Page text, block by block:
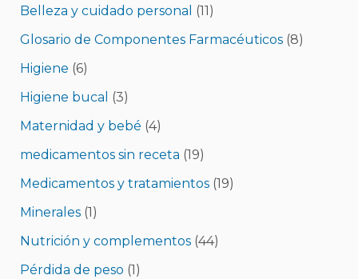
Belleza y cuidado personal (11)
Glosario de Componentes Farmacéuticos(8)
Higiene (6)
Higiene bucal (3)
Maternidad y bebé (4)
medicamentos sin receta (19)
Medicamentos y tratamientos(19)
Minerales(1)
Nutrición y complementos(44)
Pérdida de peso (1)